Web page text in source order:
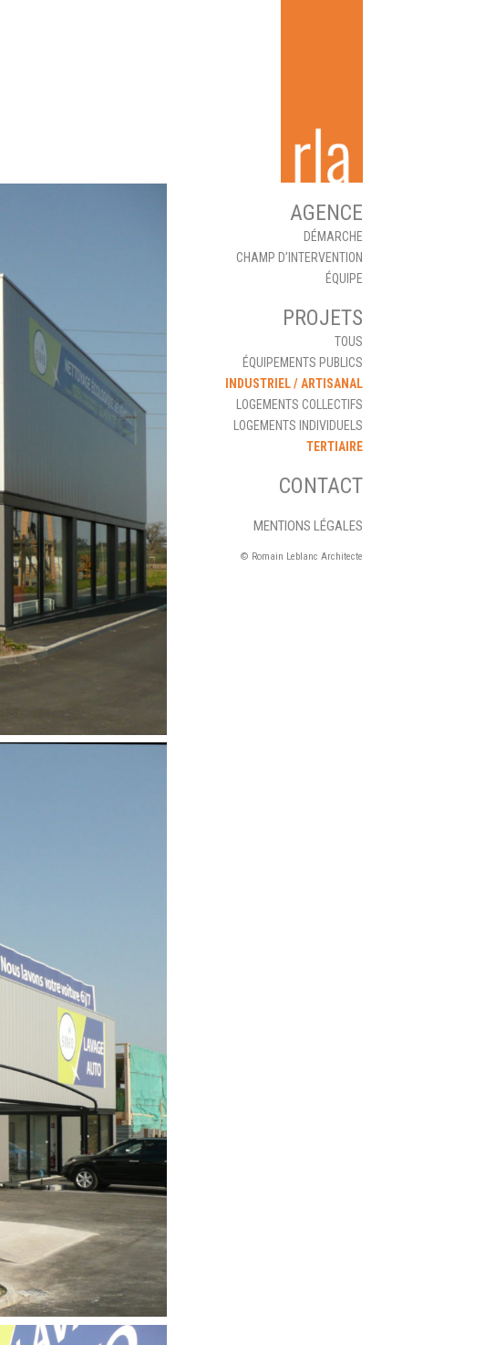
AGENCE
DÉMARCHE
CHAMP D’INTERVENTION
ÉQUIPE
PROJETS
TOUS
ÉQUIPEMENTS PUBLICS
INDUSTRIEL / ARTISANAL
LOGEMENTS COLLECTIFS
LOGEMENTS INDIVIDUELS
TERTIAIRE
CONTACT
MENTIONS LÉGALES